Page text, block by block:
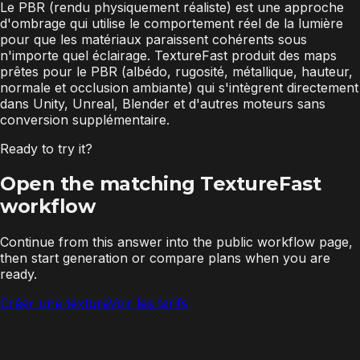
Le PBR (rendu physiquement réaliste) est une approche
d'ombrage qui utilise le comportement réel de la lumière
pour que les matériaux paraissent cohérents sous
n'importe quel éclairage. TextureFast produit des maps
prêtes pour le PBR (albédo, rugosité, métallique, hauteur,
normale et occlusion ambiante) qui s'intègrent directement
dans Unity, Unreal, Blender et d'autres moteurs sans
conversion supplémentaire.
Ready to try it?
Open the matching TextureFast
workflow
Continue from this answer into the public workflow page,
then start generation or compare plans when you are
ready.
Créer une textureVoir les tarifs